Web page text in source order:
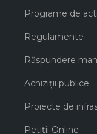
Programe de
Regulamente
Răspundere
Achiziţii publice
Proiecte de
Petiții Online